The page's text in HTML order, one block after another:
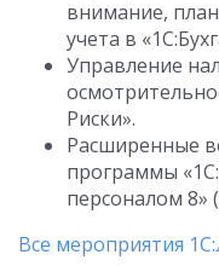
внимание,
учета в
Управление
Риски».
Расширенные
программы
персоналом 8»
Все мероприятия